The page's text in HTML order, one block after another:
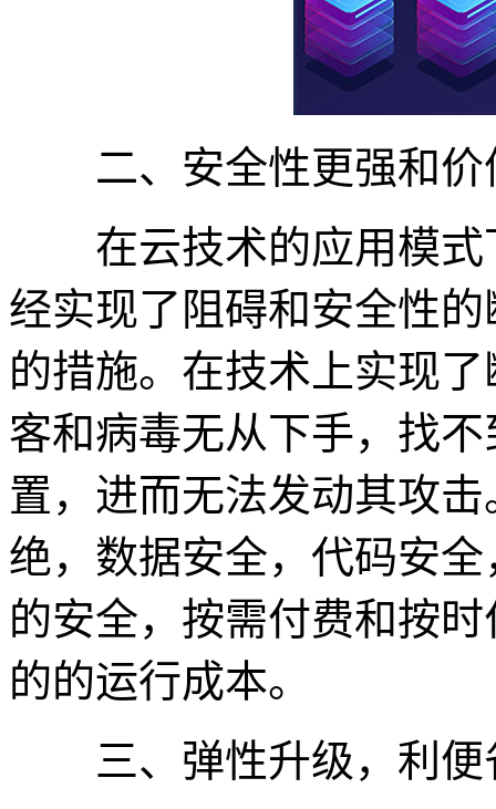
二、安全性更强和价
在云技术的应用模式
经实现了阻碍和安全性
的措施。在技术上实现
客和病毒无从下手，找
置，进而无法发动其攻
绝，数据安全，代码安
的安全，按需付费和按
的的运行成本。
三、弹性升级，利便